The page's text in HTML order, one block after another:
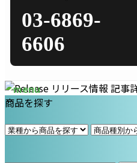
03-6869-
6606
商品を探す